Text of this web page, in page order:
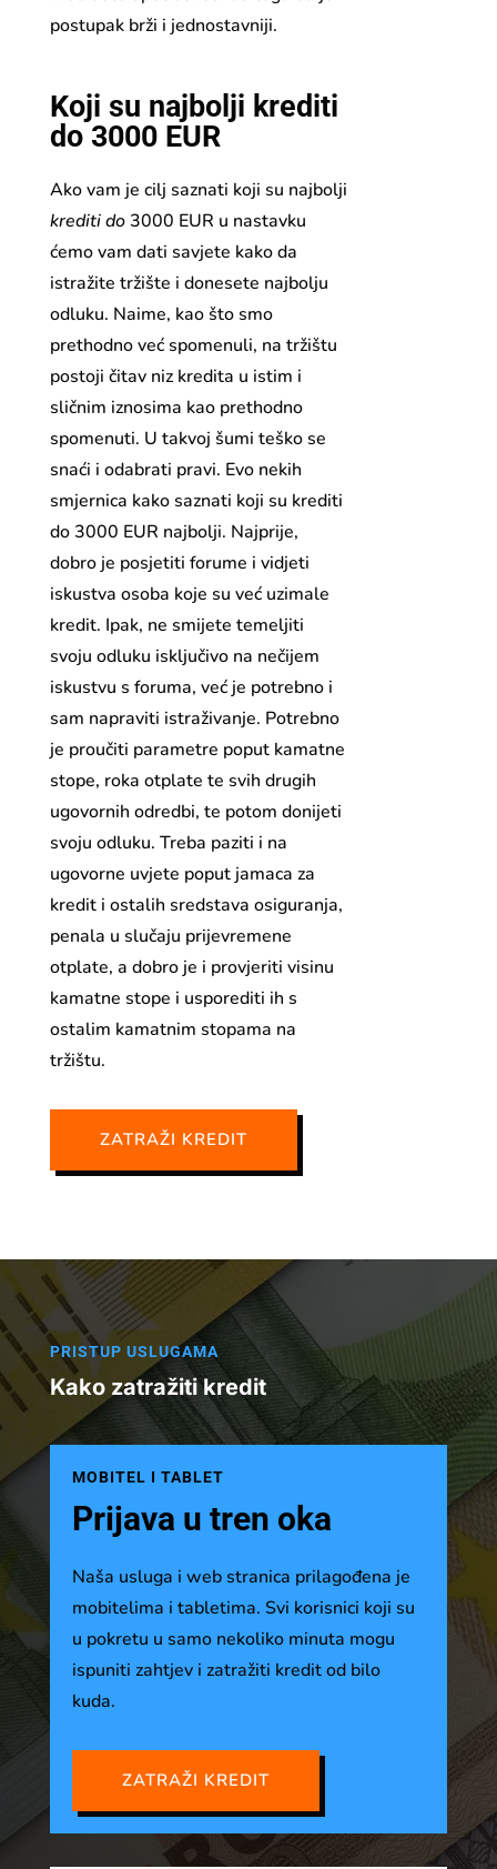
postupak brži i jednostavniji.
Koji su najbolji krediti
do 3000 EUR
Ako vam je cilj saznati koji su najbolji
krediti do 3000 EUR u nastavku
ćemo vam dati savjete kako da
istražite tržište i donesete najbolju
odluku. Naime, kao što smo
prethodno već spomenuli, na tržištu
postoji čitav niz kredita u istim i
sličnim iznosima kao prethodno
spomenuti. U takvoj šumi teško se
snaći i odabrati pravi. Evo nekih
smjernica kako saznati koji su krediti
do 3000 EUR najbolji. Najprije,
dobro je posjetiti forume i vidjeti
iskustva osoba koje su već uzimale
kredit. Ipak, ne smijete temeljiti
svoju odluku isključivo na nečijem
iskustvu s foruma, već je potrebno i
sam napraviti istraživanje. Potrebno
je proučiti parametre poput kamatne
stope, roka otplate te svih drugih
ugovornih odredbi, te potom donijeti
svoju odluku. Treba paziti i na
ugovorne uvjete poput jamaca za
kredit i ostalih sredstava osiguranja,
penala u slučaju prijevremene
otplate, a dobro je i provjeriti visinu
kamatne stope i usporediti ih s
ostalim kamatnim stopama na
tržištu.
ZATRAŽI KREDIT
PRISTUP USLUGAMA
Kako zatražiti kredit
MOBITEL I TABLET
Prijava u tren oka
Naša usluga i web stranica prilagođena je
mobitelima i tabletima. Svi korisnici koji su
u pokretu u samo nekoliko minuta mogu
ispuniti zahtjev i zatražiti kredit od bilo
kuda.
ZATRAŽI KREDIT